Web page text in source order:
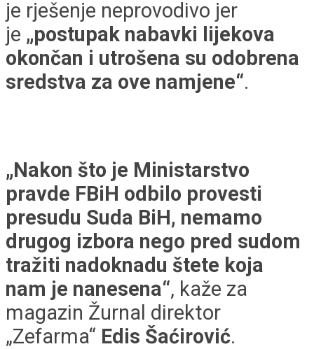
je rješenje neprovodivo jer
je „postupak nabavki lijekova
okončan i utrošena su odobrena
sredstva za ove namjene“.
„Nakon što je Ministarstvo
pravde FBiH odbilo provesti
presudu Suda BiH, nemamo
drugog izbora nego pred sudom
tražiti nadoknadu štete koja
nam je nanesena“, kaže za
magazin Žurnal direktor
„Zefarma“ Edis Šaćirović.